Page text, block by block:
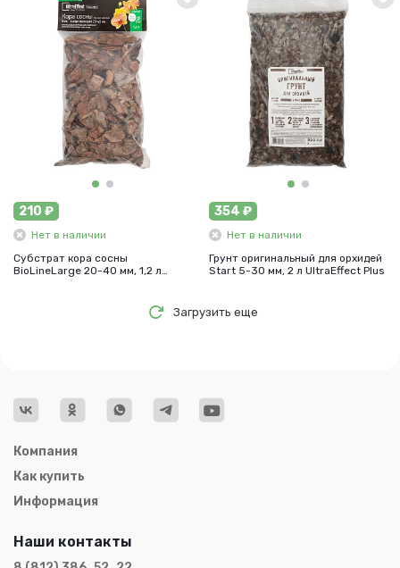
210 ₽
Нет в наличии
Субстрат кора сосны
BioLineLarge 20-40 мм, 1,2 л
354 ₽
Нет в наличии
Грунт оригинальный для орхидей
Start 5-30 мм, 2 л UltraEffect Plus
Загрузить еще
Компания
Как купить
Информация
Наши контакты